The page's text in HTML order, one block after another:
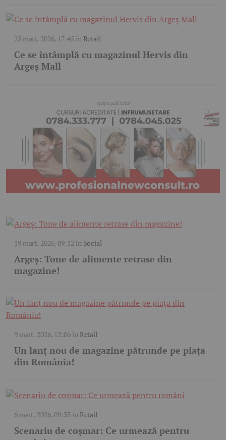
25 mart. 2026, 17:45 în Retail
Ce se întâmplă cu magazinul Hervis din
Argeș Mall
19 mart. 2026, 09:12 în Social
Argeș: Tone de alimente retrase din
magazine!
9 mart. 2026, 12:06în Retail
Un lanț nou de magazine pătrunde pe piața
din România!
6 mart. 2026, 09:35 în Retail
Scenariu de coșmar: Ce urmează pentru